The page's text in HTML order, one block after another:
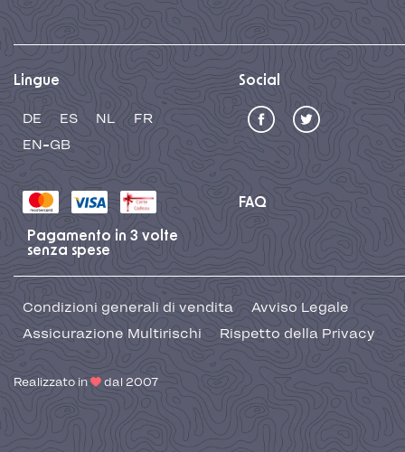
Lingue
DE ES NL
FR
EN-GB
Social
FAQ
Pagamento in 3 volte
senza spese
Condizioni generali di vendita
Avviso Legale
Assicurazione Multirischi
Rispetto della Privacy
Realizzato in dal 2007